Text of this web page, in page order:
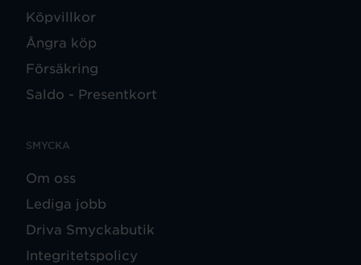
Köpvillkor
Ångra köp
Försäkring
Saldo - Presentkort
SMYCKA
Om oss
Lediga jobb
Driva Smyckabutik
Integritetspolicy